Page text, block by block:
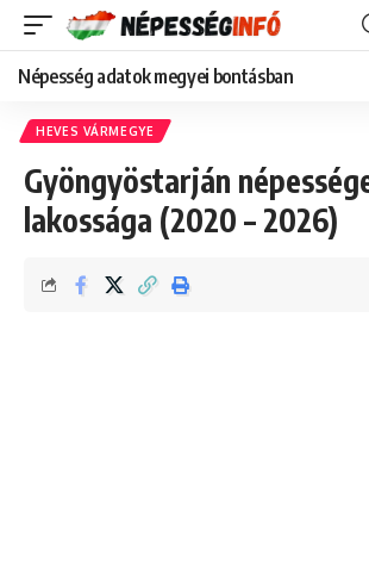
Népesség adatok megyei bontásban
HEVES VÁRMEGYE
Gyöngyöstarján
lakossága (2020 – 2026)